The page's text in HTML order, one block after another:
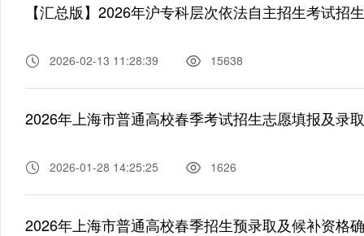
【汇总版】2026年沪专科层次依法自主招生考试招
2026-02-13 11:28:39 15638
2026年上海市普通高校春季考试招生志愿填报及录
2026-01-28 14:25:25 1626
2026年上海市普通高校春季招生预录取及候补资格